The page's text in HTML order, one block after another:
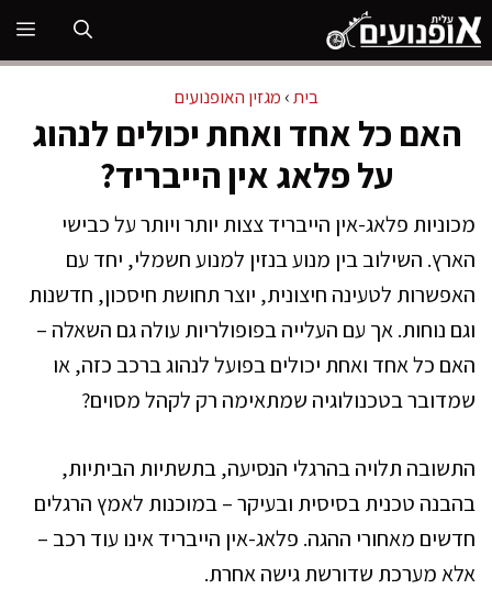
לדלג
לתוכן
בית› מגזין האופנועים
האם כל אחד ואחת יכולים לנהוג
על פלאג אין הייבריד?
מכוניות פלאג-אין הייבריד צצות יותר ויותר על כבישי
הארץ. השילוב בין מנוע בנזין למנוע חשמלי, יחד עם
האפשרות לטעינה חיצונית, יוצר תחושת חיסכון, חדשנות
וגם נוחות. אך עם העלייה בפופולריות עולה גם השאלה –
האם כל אחד ואחת יכולים בפועל לנהוג ברכב כזה, או
שמדובר בטכנולוגיה שמתאימה רק לקהל מסוים?
התשובה תלויה בהרגלי הנסיעה, בתשתיות הביתיות,
בהבנה טכנית בסיסית ובעיקר – במוכנות לאמץ הרגלים
חדשים מאחורי ההגה. פלאג-אין הייבריד אינו עוד רכב –
אלא מערכת שדורשת גישה אחרת.